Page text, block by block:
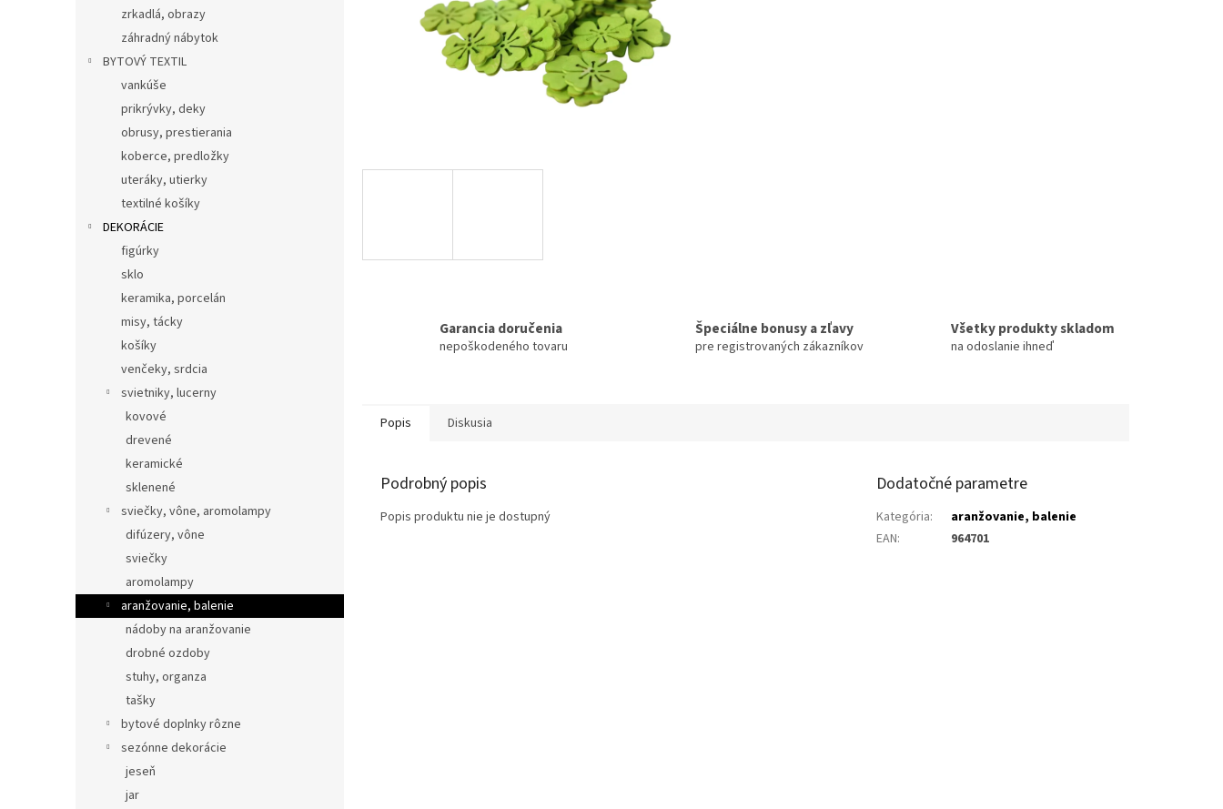
zrkadlá, obrazy
záhradný nábytok
BYTOVÝ TEXTIL
vankúše
prikrývky, deky
obrusy, prestierania
koberce, predložky
uteráky, utierky
textilné košíky
DEKORÁCIE
figúrky
sklo
keramika, porcelán
misy, tácky
košíky
venčeky, srdcia
svietniky, lucerny
kovové
drevené
keramické
sklenené
sviečky, vône, aromolampy
difúzery, vône
sviečky
aromolampy
aranžovanie, balenie
nádoby na aranžovanie
drobné ozdoby
stuhy, organza
tašky
bytové doplnky rôzne
sezónne dekorácie
jeseň
jar
Garancia doručenia
nepoškodeného tovaru
Špeciálne bonusy a zľavy
pre registrovaných zákazníkov
Všetky produkty skladom
na odoslanie ihneď
Popis Diskusia
Podrobný popis
Popis produktu nie je dostupný
Dodatočné parametre
Kategória:
aranžovanie, balenie
EAN: 964701